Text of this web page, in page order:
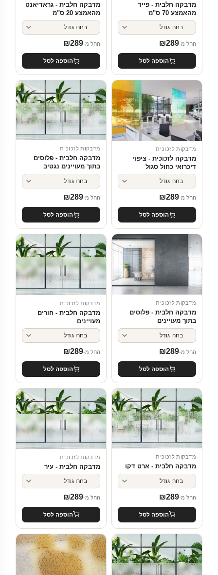
מדבקה חלבית - פייד
מהאמצע 70 ס"מ
החל מ- ₪289
הוספה לסל
מדבקה חלבית - גראדיאנט
מהאמצע 20 ס"מ
החל מ- ₪289
הוספה לסל
מדבקות לזכוכית
מדבקה לזכוכית - ציפוי
דיכרואי כחול סגול
החל מ- ₪289
הוספה לסל
מדבקות לזכוכית
מדבקה חלבית - פלוסים
בתוך מעויינים נגטיב
החל מ- ₪289
הוספה לסל
מדבקות לזכוכית
מדבקה חלבית - פלוסים
בתוך מעויינים
החל מ- ₪289
הוספה לסל
מדבקות לזכוכית
מדבקה חלבית - חורים
מעויינים
החל מ- ₪289
הוספה לסל
מדבקות לזכוכית
מדבקה חלבית - ארט דקו
החל מ- ₪289
הוספה לסל
מדבקות לזכוכית
מדבקה חלבית - עיר
החל מ- ₪289
הוספה לסל